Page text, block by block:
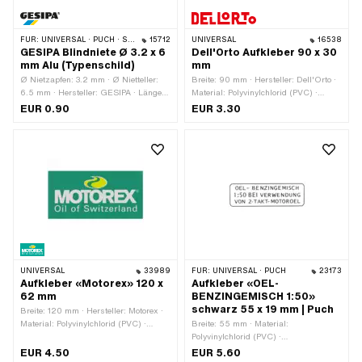
FÜR: UNIVERSAL · PUCH · SACHS 15712
GESIPA Blindniete Ø 3.2 x 6
mm Alu (Typenschild)
Ø Nietzapfen: 3.2 mm · Ø Nietteller:
6.5 mm · Hersteller: GESIPA · Länge
Nietzapfen: 6 mm · Klemmbereich: 1.5
EUR 0.90
UNIVERSAL 16538
Dell'Orto Aufkleber 90 x 30
mm
Breite: 90 mm · Hersteller: Dell'Orto ·
Material: Polyvinylchlorid (PVC) ·
Verwendungsort: Universal · Farbe:
Rückseite: Klebstoff · Höhe: 30 mm ·
EUR 3.30
UNIVERSAL 33989
Aufkleber «Motorex» 120 x
62 mm
Breite: 120 mm · Hersteller: Motorex ·
Material: Polyvinylchlorid (PVC) ·
Farbe: grün · Farbe: weiss ·
EUR 4.50
FÜR: UNIVERSAL · PUCH 23173
Aufkleber «OEL-
BENZINGEMISCH 1:50»
schwarz 55 x 19 mm | Puch
Breite: 55 mm · Material:
Polyvinylchlorid (PVC) ·
Verwendungsort: Tank (+ Rahmen) ·
EUR 5.60